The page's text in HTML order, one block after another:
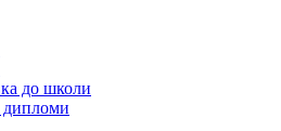
до школи
дипломи